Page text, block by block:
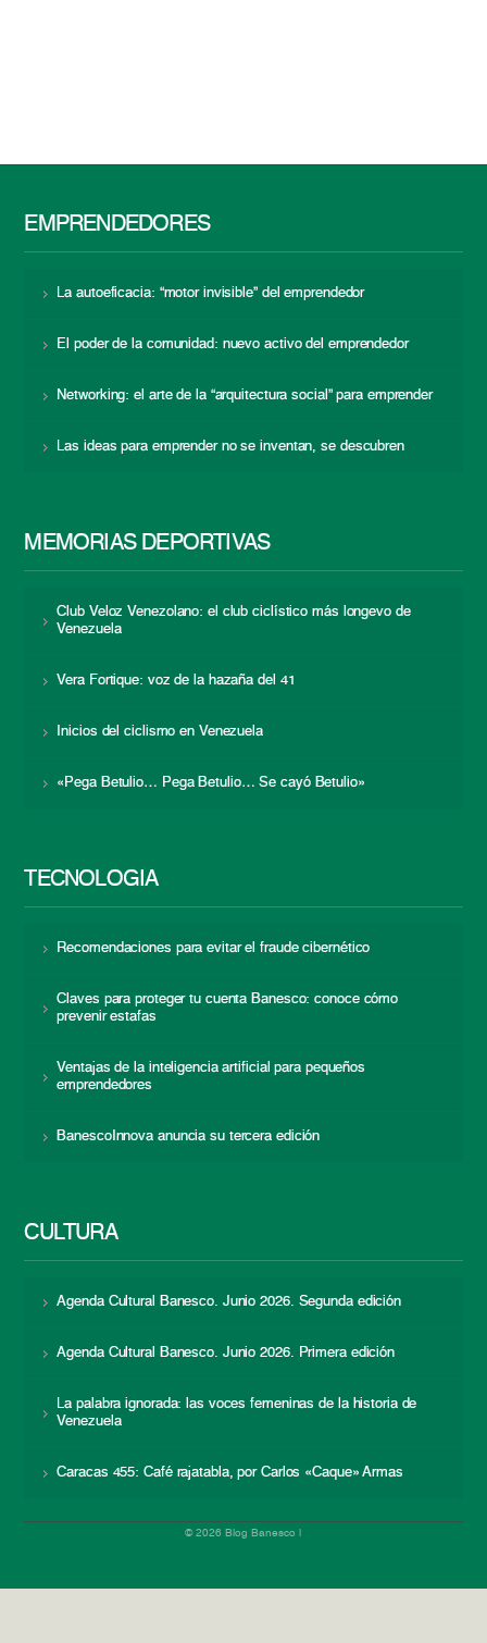
EMPRENDEDORES
La autoeficacia: “motor invisible” del emprendedor
El poder de la comunidad: nuevo activo del emprendedor
Networking: el arte de la “arquitectura social” para emprender
Las ideas para emprender no se inventan, se descubren
MEMORIAS DEPORTIVAS
Club Veloz Venezolano: el club ciclístico más longevo de
Venezuela
Vera Fortique: voz de la hazaña del 41
Inicios del ciclismo en Venezuela
«Pega Betulio… Pega Betulio… Se cayó Betulio»
TECNOLOGÍA
Recomendaciones para evitar el fraude cibernético
Claves para proteger tu cuenta Banesco: conoce cómo
prevenir estafas
Ventajas de la inteligencia artificial para pequeños
emprendedores
BanescoInnova anuncia su tercera edición
CULTURA
Agenda Cultural Banesco. Junio 2026. Segunda edición
Agenda Cultural Banesco. Junio 2026. Primera edición
La palabra ignorada: las voces femeninas de la historia de
Venezuela
Caracas 455: Café rajatabla, por Carlos «Caque» Armas
© 2026 Blog Banesco |